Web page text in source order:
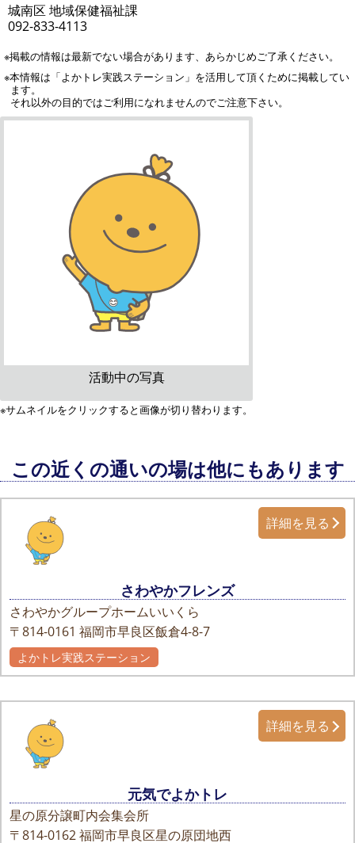
城南区 地域保健福祉課
092-833-4113
※掲載の情報は最新でない場合があります、あらかじめご了承ください。
※本情報は「よかトレ実践ステーション」を活用して頂くために掲載してい
ます。
それ以外の目的ではご利用になれませんのでご注意下さい。
活動中の写真
※サムネイルをクリックすると画像が切り替わります。
この近くの通いの場は他にもあります
さわやかフレンズ
さわやかグループホームいいくら
〒814-0161 福岡市早良区飯倉4-8-7
詳細を見る
よかトレ実践ステーション
元気でよかトレ
星の原分譲町内会集会所
〒814-0162福岡市早良区星の原団地西
詳細を見る